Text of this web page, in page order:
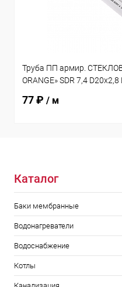
Труба ПП армир.
ORANGE» SDR 7,4
77 ₽ / м
Каталог
Баки мембранные
Водонагреватели
Водоснабжение
Котлы